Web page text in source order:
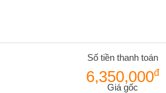
Số tiền thanh toán
6,350,000đ
Giá gốc